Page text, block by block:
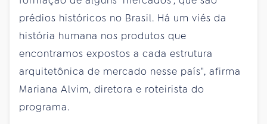
prédios históricos no Brasil. Há um viés da
história humana nos produtos que
encontramos expostos a cada estrutura
arquitetônica de mercado nesse país", afirma
Mariana Alvim, diretora e roteirista do
programa.